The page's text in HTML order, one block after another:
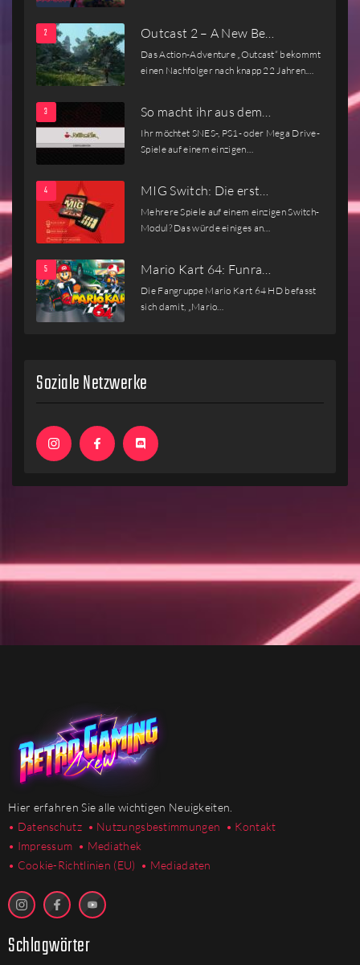
Outcast 2 – A New Be…
Das Action-Adventure „Outcast“ bekommt
einen Nachfolger nach knapp 22 Jahren.…
So macht ihr aus dem…
Ihr möchtet SNES-, PS1- oder Mega Drive-
Spiele auf einem einzigen…
MIG Switch: Die erst…
Mehrere Spiele auf einem einzigen Switch-
Modul? Das würde einiges an…
Mario Kart 64: Funra…
Die Fangruppe Mario Kart 64 HD befasst
sich damit, „Mario…
Soziale Netzwerke
Hier erfahren Sie alle wichtigen Neuigkeiten.
• Datenschutz • Nutzungsbestimmungen • Kontakt
• Impressum • Mediathek
• Cookie-Richtlinien (EU) • Mediadaten
Schlagwörter